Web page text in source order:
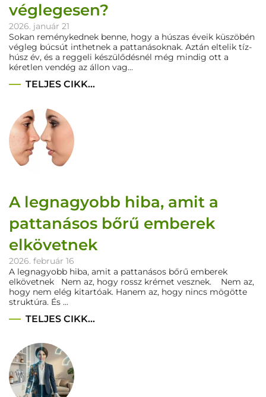
véglegesen?
2026. január 21
Sokan reménykednek benne, hogy a húszas éveik küszöbén
végleg búcsút inthetnek a pattanásoknak. Aztán eltelik tíz-
húsz év, és a reggeli készülődésnél még mindig ott a
kéretlen vendég az állon vag...
TELJES CIKK...
A legnagyobb hiba, amit a
pattanásos bőrű emberek
elkövetnek
2026. február 16
A legnagyobb hiba, amit a pattanásos bőrű emberek
elkövetnek Nem az, hogy rossz krémet vesznek. Nem az,
hogy nem elég kitartóak. Hanem az, hogy nincs mögötte
struktúra. És ...
TELJES CIKK...